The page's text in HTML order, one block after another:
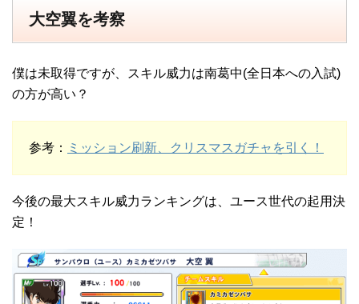
大空翼を考察
僕は未取得ですが、スキル威力は南葛中(全日本への入試)
の方が高い？
参考： ミッション刷新、クリスマスガチャを引く！
今後の最大スキル威力ランキングは、ユース世代の起用決
定！